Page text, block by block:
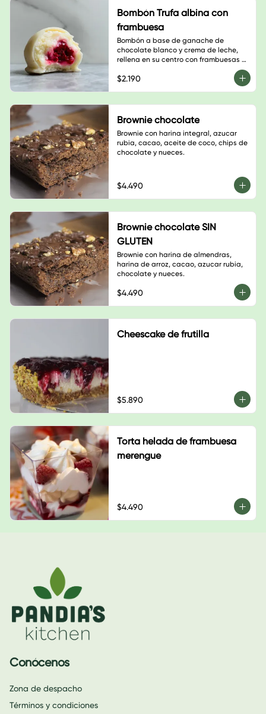
Bombón Trufa albina con
frambuesa
Bombón a base de ganache de
chocolate blanco y crema de leche,
rellena en su centro con frambuesas
blanco.
$2.190
Brownie chocolate
Brownie con harina integral, azucar
rubia, cacao, aceite de coco, chips de
chocolate y nueces.
$4.490
Brownie chocolate SIN
GLUTEN
Brownie con harina de almendras,
harina de arroz, cacao, azucar rubia,
chocolate y nueces.
$4.490
Cheescake de frutilla
$5.890
Torta helada de frambuesa
merengue
$4.490
Conócenos
Zona de despacho
Términos y condiciones